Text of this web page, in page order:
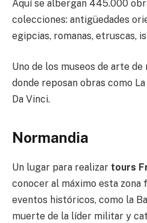
Aquí se albergan 445.000
colecciones: antigüedades
egipcias, romanas, etruscas,
Uno de los museos de arte
donde reposan obras como
Da Vinci.
Normandia
Un lugar para realizar tours
conocer al máximo esta zona
eventos históricos, como la
muerte de la líder militar y